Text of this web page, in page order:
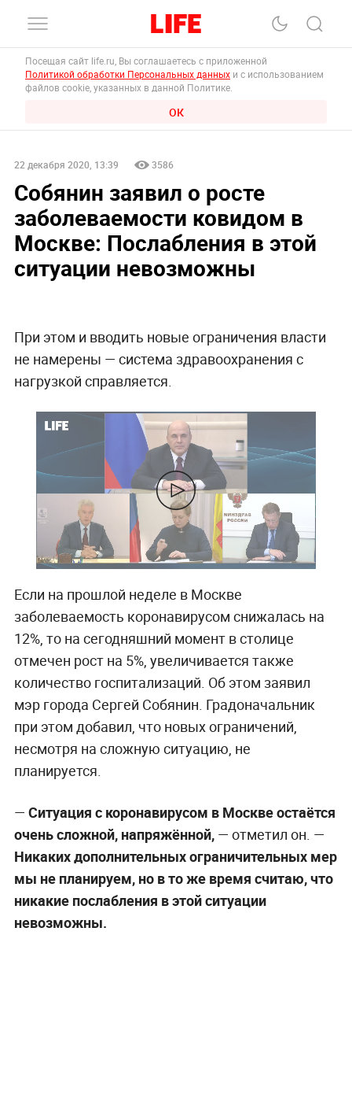
Посещая сайт life.ru, Вы соглашаетесь с приложенной
Политикой обработки Персональных данных и с использованием
файлов cookie, указанных в данной Политике.
ОК
22 декабря 2020, 13:39 3586
Собянин заявил о росте
заболеваемости ковидом в
Москве: Послабления в этой
ситуации невозможны
При этом и вводить новые ограничения власти
не намерены — система здравоохранения с
нагрузкой справляется.
Если на прошлой неделе в Москве
заболеваемость коронавирусом снижалась на
12%, то на сегодняшний момент в столице
отмечен рост на 5%, увеличивается также
количество госпитализаций. Об этом заявил
мэр города Сергей Собянин. Градоначальник
при этом добавил, что новых ограничений,
несмотря на сложную ситуацию, не
планируется.
— Ситуация с коронавирусом в Москве остаётся
очень сложной, напряжённой, — отметил он. —
Никаких дополнительных ограничительных мер
мы не планируем, но в то же время считаю, что
никакие послабления в этой ситуации
невозможны.